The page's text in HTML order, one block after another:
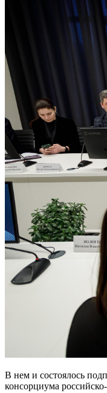
В нем и состоялось
консорциума